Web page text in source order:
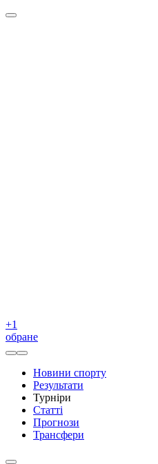
+1
обране
Новини спорту
Результати
Турніри
Статті
Прогнози
Трансфери